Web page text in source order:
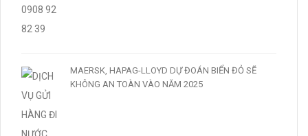
MAERSK, HAPAG-LLOYD DỰ ĐOÁN BIỂN ĐỎ SẼ
KHÔNG AN TOÀN VÀO NĂM 2025